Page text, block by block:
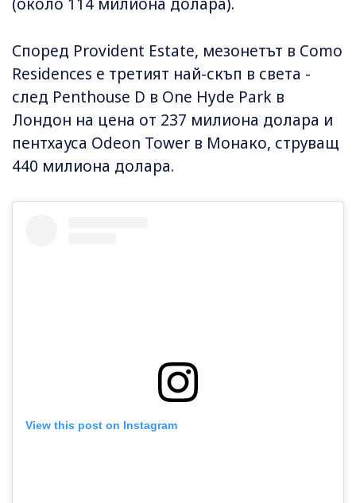
Според Provident Estate, мезонетът в Como
Residences е третият най-скъп в света -
след Penthouse D в One Hyde Park в
Лондон на цена от 237 милиона долара и
пентхауса Odeon Tower в Монако, струващ
440 милиона долара.
View this post on Instagram